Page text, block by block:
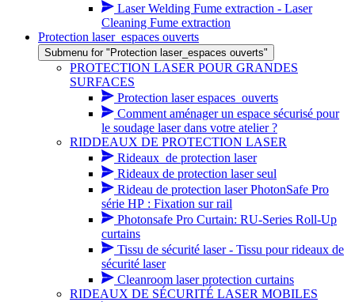
Laser Welding Fume extraction - Laser
Cleaning Fume extraction
Protection laser_espaces ouverts
Submenu for "Protection laser_espaces ouverts"
PROTECTION LASER POUR GRANDES
SURFACES
Protection laser espaces_ouverts
Comment aménager un espace sécurisé pour
le soudage laser dans votre atelier ?
RIDDEAUX DE PROTECTION LASER
Rideaux_de protection laser
Rideaux de protection laser seul
Rideau de protection laser PhotonSafe Pro
série HP : Fixation sur rail
Photonsafe Pro Curtain: RU-Series Roll-Up
curtains
Tissu de sécurité laser - Tissu pour rideaux de
sécurité laser
Cleanroom laser protection curtains
RIDEAUX DE SÉCURITÉ LASER MOBILES